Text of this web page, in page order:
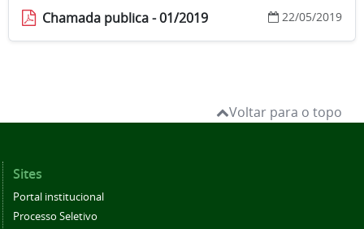
Chamada publica - 01/2019 22/05/2019
Voltar para o topo
Sites
Portal institucional
Processo Seletivo